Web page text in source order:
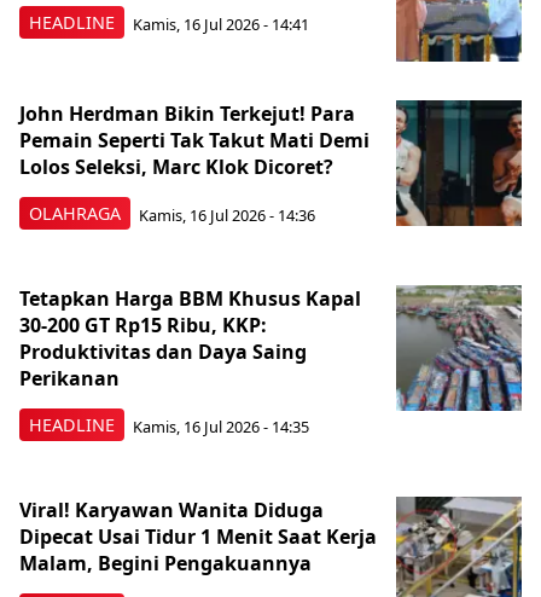
HEADLINE Kamis, 16 Jul 2026 - 14:41
OLAHRAGA
John Herdman Bikin Terkejut! Para
Pemain Seperti Tak Takut Mati Demi
Lolos Seleksi, Marc Klok Dicoret?
Kamis, 16 Jul 2026 - 14:36
HEADLINE
Tetapkan Harga BBM Khusus Kapal
30-200 GT Rp15 Ribu, KKP:
Produktivitas dan Daya Saing
Perikanan
Kamis, 16 Jul 2026 - 14:35
Viral! Karyawan Wanita Diduga
Dipecat Usai Tidur 1 Menit Saat Kerja
Malam, Begini Pengakuannya